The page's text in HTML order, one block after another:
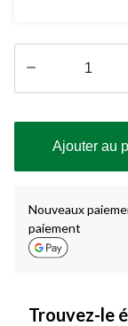
à
Ajouter au
Nouveaux
paiement
Trouvez-le